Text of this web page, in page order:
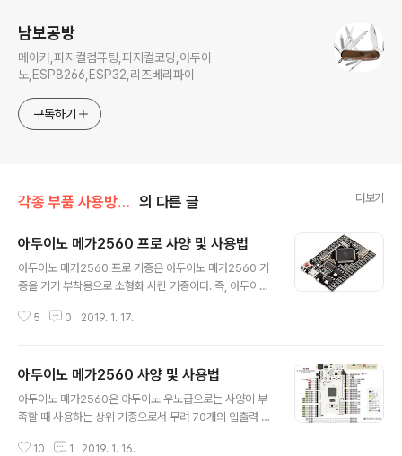
남보공방
메이커,피지컬컴퓨팅,피지컬코딩,아두이
노,ESP8266,ESP32,리즈베리파이
구독하기
각종 부품 사용방법/프로세서 의 다른 글 더보기
아두이노 메가2560 프로 사양 및 사용법
아두이노 메가2560 프로 기종은 아두이노 메가2560 기
종을 기기 부착용으로 소형화 시킨 기종이다. 즉, 아두이노
크기를 3분의 1정도로 줄임으로서 PCB에 바로 납땜하여
이고, 아두이노 메가 2560을 동일 사양으로 소형화 한 것
이 메가2560 PRO 기종이다. 실제 판매되는 제품에는 메
가PRP에서 USB 인터페이스까지 줄여 크기와 소비전력을
560 PRO 상세 PIN LAYOUT 사용방법 Mega2560 p
5 0 2019. 1. 17.
아두이노 메가2560 사양 및 사용법
아두이노 메가2560은 아두이노 우노급으로는 사양이 부
족할 때 사용하는 상위 기종으로서 무려 70개의 입출력 핀
에 다양한 기기의 제어와 응용이 가능하다. 많은 수의 제어
10 1 2019. 1. 16.